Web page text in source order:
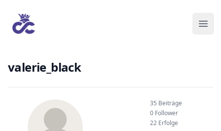
valerie_black
35 Beiträge
0 Follower
22 Erfolge